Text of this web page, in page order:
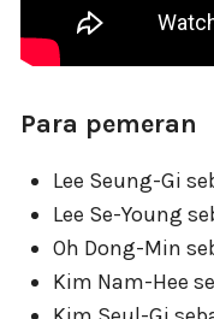
Para pemeran
Lee Seung-Gi
Lee Se-Young
Oh Dong-Min
Kim Nam-Hee